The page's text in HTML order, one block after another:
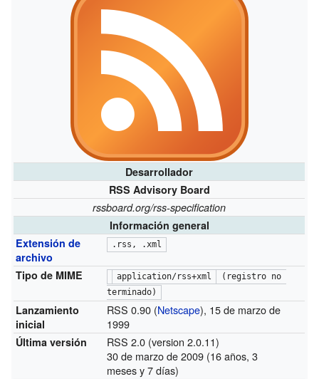
Desarrollador
RSS Advisory Board
rssboard.org/rss-specification
Información general
Extensión de
archivo
.rss, .xml
Tipo de MIME application/rss+xml
(registro no
terminado)
Lanzamiento
inicial
RSS 0.90 (Netscape), 15 de marzo de
1999
Última versión
RSS 2.0 (version 2.0.11)
30 de marzo de 2009 (16 años, 3
meses y 7 días)